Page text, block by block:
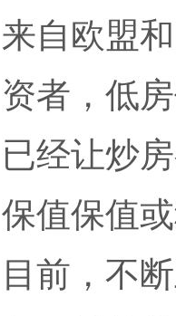
来自欧盟
资者，低
已经让炒
保值保值
目前，不